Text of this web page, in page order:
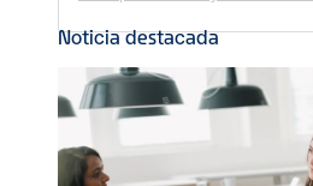
Noticia destacada